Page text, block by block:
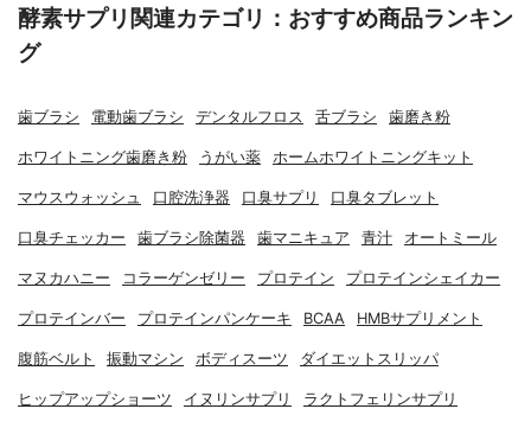
酵素サプリ関連カテゴリ：おすすめ商品ランキン
グ
歯ブラシ 電動歯ブラシ デンタルフロス 舌ブラシ 歯磨き粉
ホワイトニング歯磨き粉 うがい薬 ホームホワイトニングキット
マウスウォッシュ 口腔洗浄器 口臭サプリ 口臭タブレット
口臭チェッカー 歯ブラシ除菌器 歯マニキュア 青汁 オートミール
マヌカハニー コラーゲンゼリー プロテイン プロテインシェイカー
プロテインバー プロテインパンケーキ BCAA HMBサプリメント
腹筋ベルト 振動マシン ボディスーツ ダイエットスリッパ
ヒップアップショーツ イヌリンサプリ ラクトフェリンサプリ